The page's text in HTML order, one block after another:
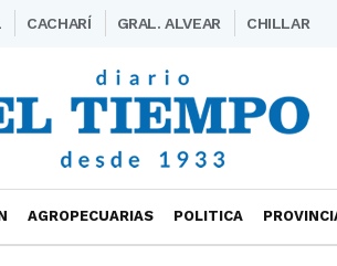
CACHARÍ GRAL. ALVEAR CHILLAR
AGROPECUARIAS POLITICA